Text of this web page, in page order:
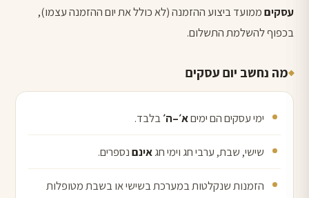
עסקיםממועד ביצוע ההזמנה (לא כולל את יום ההזמנה עצמו),
בכפוף להשלמת התשלום.
מה נחשב יום עסקים
ימי עסקים הם ימיםא׳–ה׳בלבד.
שישי, שבת, ערבי חג וימי חגאינםנספרים.
הזמנות שנקלטות במערכת בשישי או בשבת מטופלות